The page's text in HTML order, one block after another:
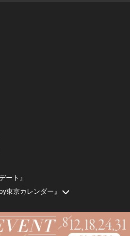
ート』
東京カレンダー』